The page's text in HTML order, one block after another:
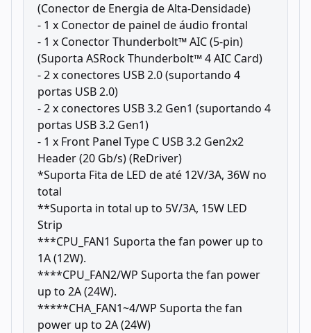
(Conector de Energia de Alta-Densidade)
- 1 x Conector de painel de áudio frontal
- 1 x Conector Thunderbolt™ AIC (5-pin)
(Suporta ASRock Thunderbolt™ 4 AIC Card)
- 2 x conectores USB 2.0 (suportando 4
portas USB 2.0)
- 2 x conectores USB 3.2 Gen1 (suportando 4
portas USB 3.2 Gen1)
- 1 x Front Panel Type C USB 3.2 Gen2x2
Header (20 Gb/s) (ReDriver)
*Suporta Fita de LED de até 12V/3A, 36W no
total
**Suporta in total up to 5V/3A, 15W LED
Strip
***CPU_FAN1 Suporta the fan power up to
1A (12W).
****CPU_FAN2/WP Suporta the fan power
up to 2A (24W).
*****CHA_FAN1~4/WP Suporta the fan
power up to 2A (24W)